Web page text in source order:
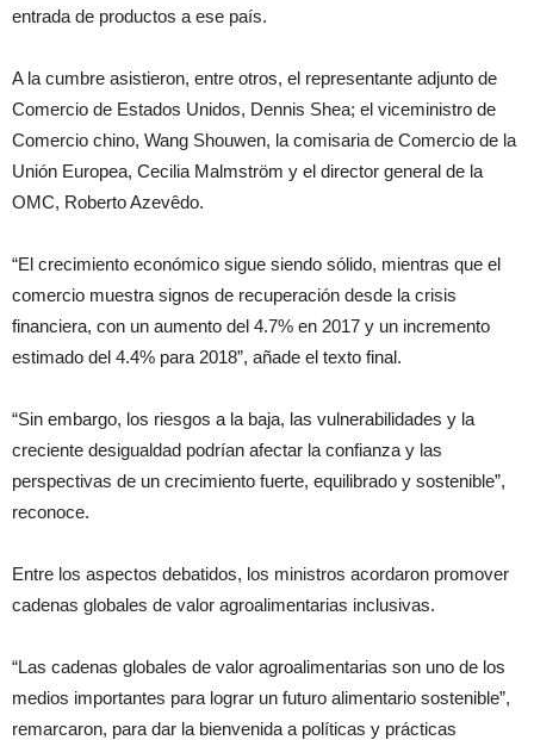
entrada de productos a ese país.
A la cumbre asistieron, entre otros, el representante adjunto de
Comercio de Estados Unidos, Dennis Shea; el viceministro de
Comercio chino, Wang Shouwen, la comisaria de Comercio de la
Unión Europea, Cecilia Malmström y el director general de la
OMC, Roberto Azevêdo.
“El crecimiento económico sigue siendo sólido, mientras que el
comercio muestra signos de recuperación desde la crisis
financiera, con un aumento del 4.7% en 2017 y un incremento
estimado del 4.4% para 2018”, añade el texto final.
“Sin embargo, los riesgos a la baja, las vulnerabilidades y la
creciente desigualdad podrían afectar la confianza y las
perspectivas de un crecimiento fuerte, equilibrado y sostenible”,
reconoce.
Entre los aspectos debatidos, los ministros acordaron promover
cadenas globales de valor agroalimentarias inclusivas.
“Las cadenas globales de valor agroalimentarias son uno de los
medios importantes para lograr un futuro alimentario sostenible”,
remarcaron, para dar la bienvenida a políticas y prácticas